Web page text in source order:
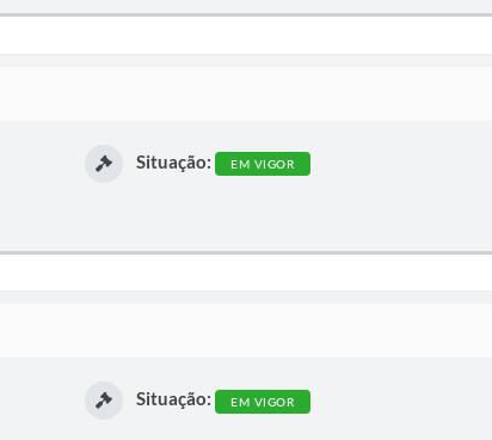
Situação: EM VIGOR
Situação: EM VIGOR